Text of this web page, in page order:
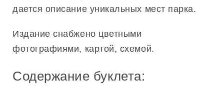
дается описание уникальных мест парка.
Издание снабжено цветными
фотографиями, картой, схемой.
Содержание буклета: